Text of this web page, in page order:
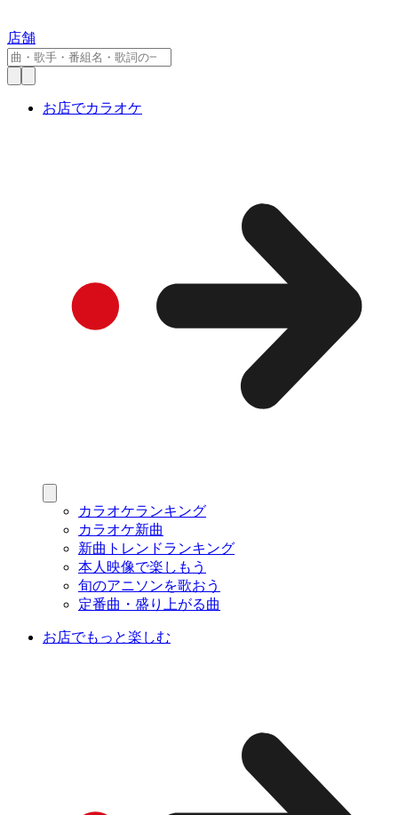
店舗
お店でカラオケ
カラオケランキング
カラオケ新曲
新曲トレンドランキング
本人映像で楽しもう
旬のアニソンを歌おう
定番曲・盛り上がる曲
お店でもっと楽しむ